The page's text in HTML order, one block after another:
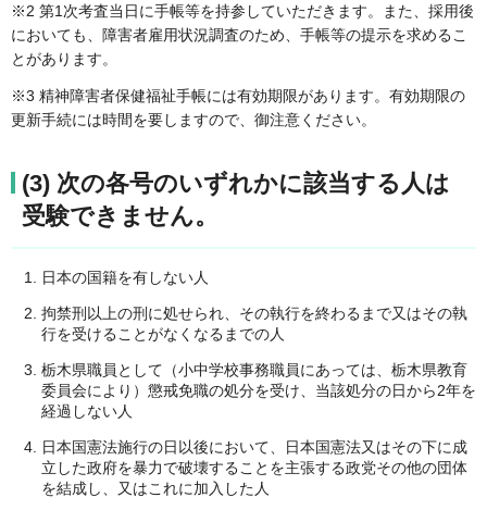
※2 第1次考査当日に手帳等を持参していただきます。また、採用後
においても、障害者雇用状況調査のため、手帳等の提示を求めるこ
とがあります。
※3 精神障害者保健福祉手帳には有効期限があります。有効期限の
更新手続には時間を要しますので、御注意ください。
(3) 次の各号のいずれかに該当する人は
受験できません。
日本の国籍を有しない人
拘禁刑以上の刑に処せられ、その執行を終わるまで又はその執
行を受けることがなくなるまでの人
栃木県職員として（小中学校事務職員にあっては、栃木県教育
委員会により）懲戒免職の処分を受け、当該処分の日から2年を
経過しない人
日本国憲法施行の日以後において、日本国憲法又はその下に成
立した政府を暴力で破壊することを主張する政党その他の団体
を結成し、又はこれに加入した人